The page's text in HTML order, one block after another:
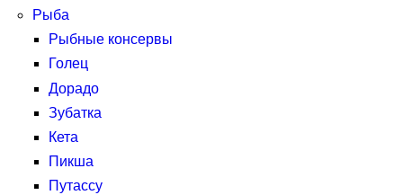
Рыба
Рыбные консервы
Голец
Дорадо
Зубатка
Кета
Пикша
Путассу